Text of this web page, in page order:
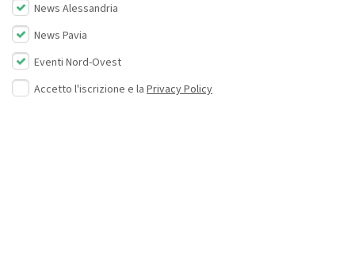
News Alessandria
News Pavia
Eventi Nord-Ovest
Accetto l'iscrizione e la Privacy Policy